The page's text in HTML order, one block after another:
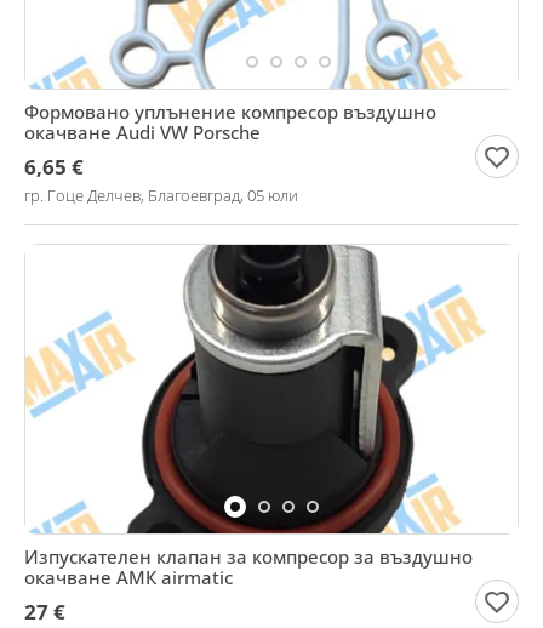
Формовано уплънение компресор въздушно
окачване Audi VW Porsche
6,65 €
гр. Гоце Делчев, Благоевград, 05 юли
Изпускателен клапан за компресор за въздушно
окачване АМК airmatic
27 €